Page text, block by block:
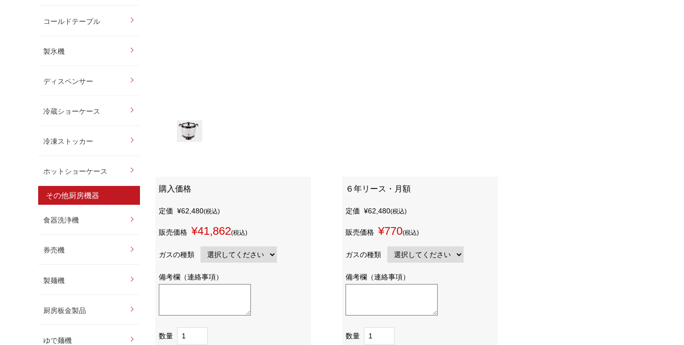
コールドテーブル
製氷機
ディスペンサー
冷蔵ショーケース
冷凍ストッカー
ホットショーケース
その他厨房機器
食器洗浄機
券売機
製麺機
厨房板金製品
ゆで麺機
購入価格
定価 ¥62,480(税込)
販売価格 ¥41,862(税込)
ガスの種類
備考欄（連絡事項）
数量
６年リース・月額
定価 ¥62,480(税込)
販売価格 ¥770(税込)
ガスの種類
備考欄（連絡事項）
数量